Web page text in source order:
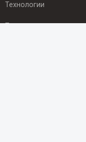
Технологии
Происшествия